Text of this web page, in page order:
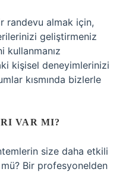
randevu almak için,
geliştirmeniz
kullanmanız
kişisel deneyimlerinizi
kısmında bizlerle
VAR MI?
size daha etkili
Bir profesyonelden